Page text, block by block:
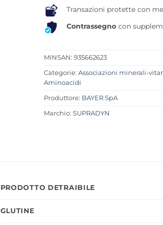
Transazioni protette con
Contrassegno con
MINSAN: 935662623
Categorie: Associazioni minerali-
Aminoacidi
Produttore: BAYER SpA
Marchio: SUPRADYN
PRODOTTO DETRAIBILE
GLUTINE